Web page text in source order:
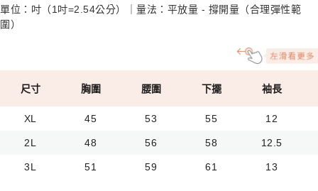
單位：吋（1吋=2.54公分）｜量法：平放量 - 撐開量（合理彈性範
圍）
尺寸 胸圍 腰圍 下擺 袖長
XL 45 53 55 12
2L 48 56 58 12.5
3L 51 59 61 13